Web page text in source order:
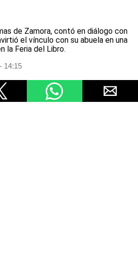
de Zamora, contó en diálogo con
el vínculo con su abuela en una
la Feria del Libro.
14:15